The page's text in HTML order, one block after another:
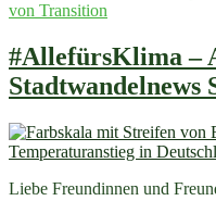
Wir
Klima“
am
von Transition
#AllefürsKlima –
Stadtwandelnews
Liebe Freundinnen und